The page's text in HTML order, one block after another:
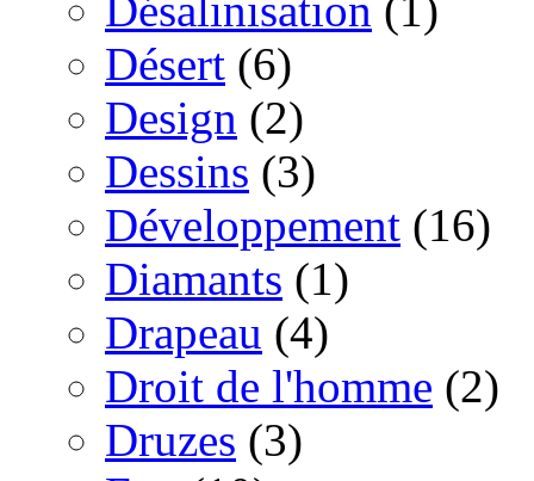
Désert (6)
Design (2)
Dessins (3)
Développement (16)
Diamants (1)
Drapeau (4)
Droit de l'homme (2)
Druzes (3)